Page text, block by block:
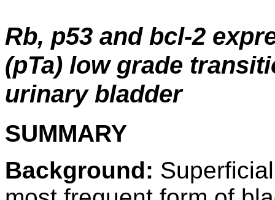
Rb, p53 and bcl-2
(pTa) low grade
urinary bladder
SUMMARY
Background: